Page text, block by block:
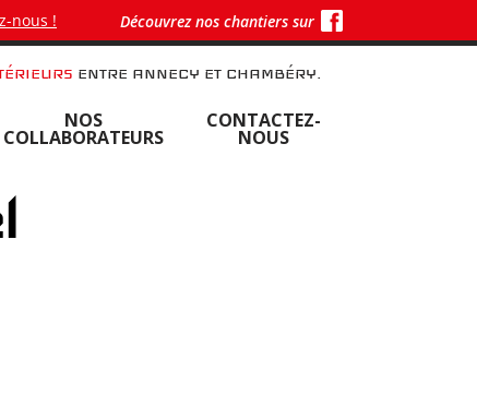
nous ! Découvrez nos chantiers sur
ENTRE ANNECY ET CHAMBÉRY.
NOS
COLLABORATEURS
CONTACTEZ-
NOUS